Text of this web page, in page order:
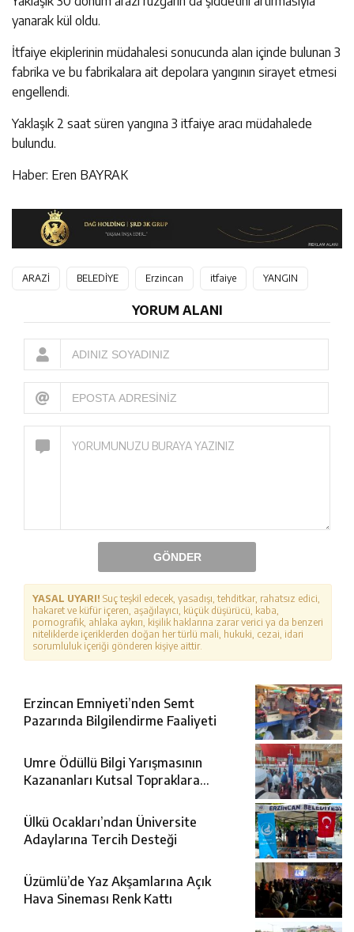
yanarak kül oldu.
İtfaiye ekiplerinin müdahalesi sonucunda alan içinde bulunan 3
fabrika ve bu fabrikalara ait depolara yangının sirayet etmesi
engellendi.
Yaklaşık 2 saat süren yangına 3 itfaiye aracı müdahalede
bulundu.
Haber: Eren BAYRAK
ARAZİ BELEDİYE Erzincan itfaiye YANGIN
YORUM ALANI
GÖNDER
YASAL UYARI! Suç teşkil edecek, yasadışı, tehditkar, rahatsız edici,
hakaret ve küfür içeren, aşağılayıcı, küçük düşürücü, kaba,
pornografik, ahlaka aykırı, kişilik haklarına zarar verici ya da benzeri
niteliklerde içeriklerden doğan her türlü mali, hukuki, cezai, idari
sorumluluk içeriği gönderen kişiye aittir.
Erzincan Emniyeti’nden Semt
Pazarında Bilgilendirme Faaliyeti
Umre Ödüllü Bilgi Yarışmasının
Kazananları Kutsal Topraklara
Ülkü Ocakları’ndan Üniversite
Adaylarına Tercih Desteği
Üzümlü’de Yaz Akşamlarına Açık
Hava Sineması Renk Kattı